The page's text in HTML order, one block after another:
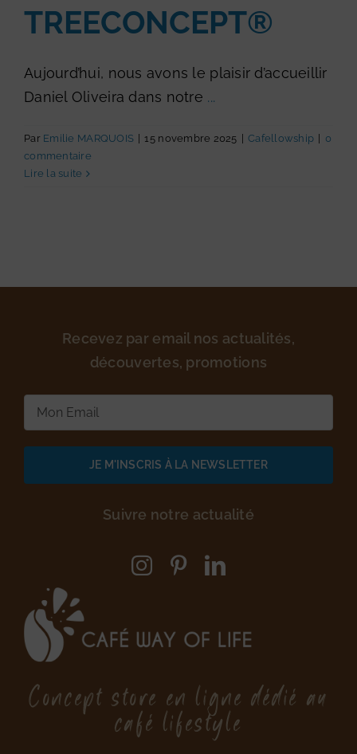
TREECONCEPT®
Aujourd’hui, nous avons le plaisir d’accueillir
Daniel Oliveira dans notre ...
Par Emilie MARQUOIS 15 novembre 2025 Cafellowship
0
commentaire
Lire la suite
Recevez par email nos actualités,
découvertes, promotions
Suivre notre actualité
Concept store en ligne dédié au
café lifestyle